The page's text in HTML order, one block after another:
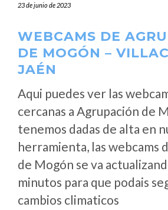
23 de junio de 2023
WEBCAMS DE
DE MOGÓN –
JAÉN
Aqui puedes ver las
cercanas a Agrupación de
tenemos dadas de alta en
herramienta, las webcams
de Mogón se va
minutos para que podais
cambios climaticos